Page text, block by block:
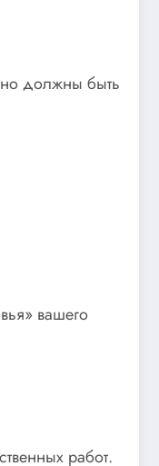
должны быть
вашего
работ.